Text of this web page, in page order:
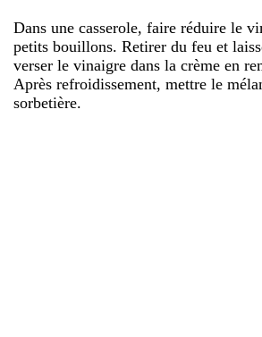
Dans une casserole, faire réduire le
petits bouillons. Retirer du feu et
verser le vinaigre dans la crème en
Après refroidissement, mettre le
sorbetière.